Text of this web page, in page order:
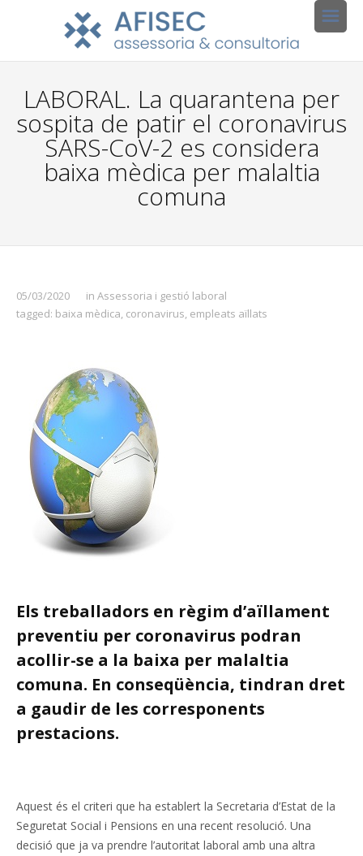
LABORAL. La quarantena per
sospita de patir el coronavirus
SARS-CoV-2 es considera
baixa mèdica per malaltia
comuna
05/03/2020 in Assessoria i gestió laboral
tagged: baixa mèdica, coronavirus, empleats aïllats
Els treballadors en règim d’aïllament
preventiu per coronavirus podran
acollir-se a la baixa per malaltia
comuna. En conseqüència, tindran dret
a gaudir de les corresponents
prestacions.
Aquest és el criteri que ha establert la Secretaria d’Estat de la
Seguretat Social i Pensions en una recent resolució. Una
decisió que ja va prendre l’autoritat laboral amb una altra